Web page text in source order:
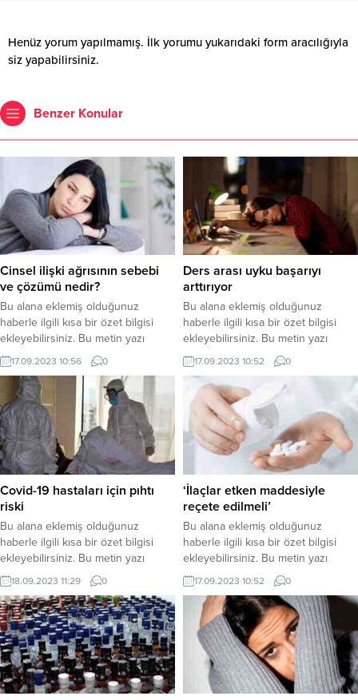
Henüz yorum yapılmamış. İlk yorumu yukarıdaki form aracılığıyla
siz yapabilirsiniz.
Benzer Konular
Cinsel ilişki ağrısının sebebi
ve çözümü nedir?
Bu alana eklemiş olduğunuz
haberle ilgili kısa bir özet bilgisi
ekleyebilirsiniz. Bu metin yazı
düzenleme sayfasında “Özet”
bölümünden eklenebilir. Özet
eklenmişse başlık altında kalın
olarak bu şekilde gösterilir,
eklenmemişse bu alan boş kalır.
17.09.2023 10:56 0
Ders arası uyku başarıyı
arttırıyor
Bu alana eklemiş olduğunuz
haberle ilgili kısa bir özet bilgisi
ekleyebilirsiniz. Bu metin yazı
düzenleme sayfasında “Özet”
bölümünden eklenebilir. Özet
eklenmişse başlık altında kalın
olarak bu şekilde gösterilir,
eklenmemişse bu alan boş kalır.
17.09.2023 10:52 0
Covid-19 hastaları için pıhtı
riski
Bu alana eklemiş olduğunuz
haberle ilgili kısa bir özet bilgisi
ekleyebilirsiniz. Bu metin yazı
düzenleme sayfasında “Özet”
bölümünden eklenebilir. Özet
eklenmişse başlık altında kalın
olarak bu şekilde gösterilir,
eklenmemişse bu alan boş kalır.
18.09.2023 11:29 0
‘İlaçlar etken maddesiyle
reçete edilmeli’
Bu alana eklemiş olduğunuz
haberle ilgili kısa bir özet bilgisi
ekleyebilirsiniz. Bu metin yazı
düzenleme sayfasında “Özet”
bölümünden eklenebilir. Özet
eklenmişse başlık altında kalın
olarak bu şekilde gösterilir,
eklenmemişse bu alan boş kalır.
17.09.2023 10:52 0